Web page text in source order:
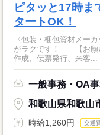
ピタッと17時ま
タートOK！
〈包装・梱包資材メー
がラクです！ 【お願
作成、伝票発行、来客...
一般事務・OA
和歌山県和歌山
時給1,260円 交通